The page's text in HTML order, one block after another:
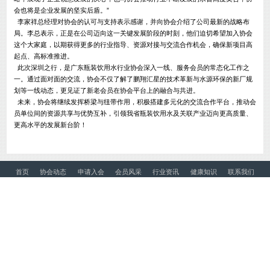
会也将是企业发展的坚实后盾。”
李家祥总经理对协会的认可与支持表示感谢，并向协会介绍了公司最新的战略布
局。李总表示，正是在公司迈向这一关键发展阶段的时刻，他们迫切希望加入协会
这个大家庭，以期获得更多的行业指导、资源对接与交流合作机会，确保新项目高
起点、高标准推进。
此次深圳之行，是广东瓶装饮用水行业协会深入一线、服务会员的常态化工作之
一。通过面对面的交流，协会不仅了解了鹏翔汇星的技术革新与水源环保的新厂规
划等一线动态，更见证了新老会员在协会平台上的融合与共进。
未来，协会将继续发挥桥梁与纽带作用，积极搭建多元化的交流合作平台，推动会
员单位间的资源共享与优势互补，引领我省瓶装饮用水及关联产业迈向更高质量、
更高水平的发展新台阶！
首页 协会动态 申请入会 会员风采 行业资讯 健康知识 联系我们